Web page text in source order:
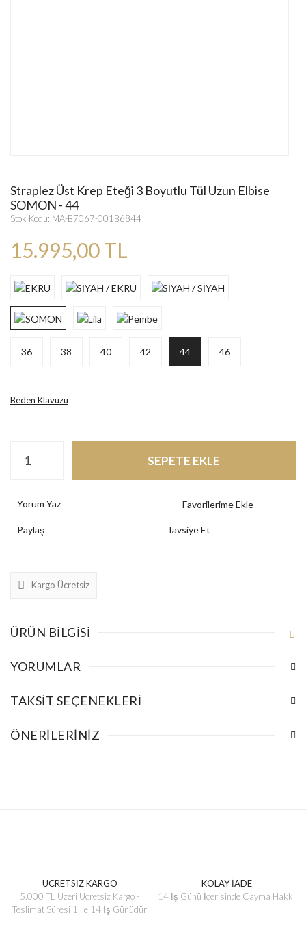
Straplez Üst Krep Eteği 3 Boyutlu Tül Uzun Elbise
SOMON - 44
Stok Kodu: MA-B7067-001B6844
15.995,00 TL
36 38 40 42 44 46
Beden Klavuzu
SEPETE EKLE
Yorum Yaz
Paylaş Tavsiye Et
Kargo Ücretsiz
ÜRÜN BILGISI
YORUMLAR
TAKSIT SEÇENEKLERI
ÖNERILERINIZ
ÜCRETSİZ KARGO
5.000 TL Üzeri Ücretsiz Kargo -
Teslimat Süresi 1 ile 14 İş Günüdür
KOLAY İADE
14 İş Günü İçerisinde Cayma Hakkı